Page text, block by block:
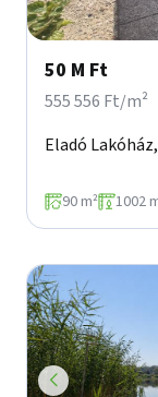
50 M Ft
555 556 Ft/m²
Eladó
90 m² 1002